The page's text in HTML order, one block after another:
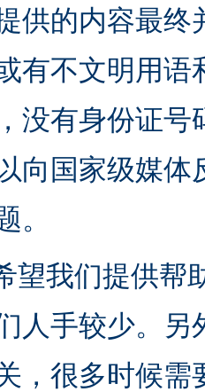
供的内容最
有不文明用
没有身份证
向国家级媒
。
望我们提供帮
人手较少。
，很多时候